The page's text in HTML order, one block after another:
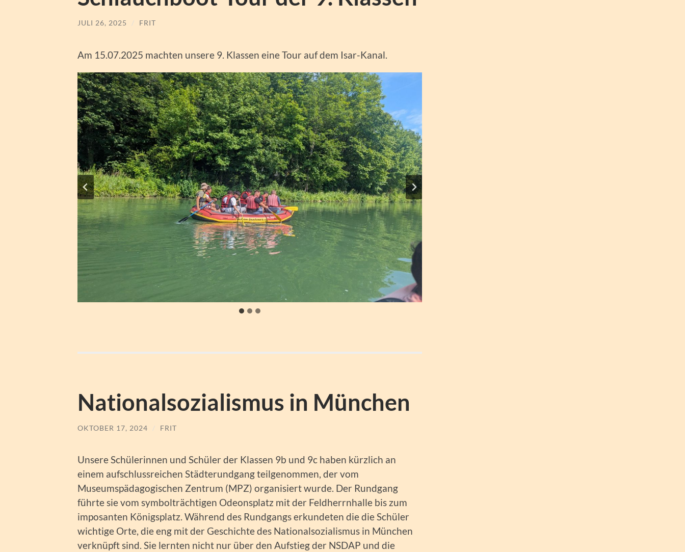
JULI 26, 2025 / FRIT
Am 15.07.2025 machten unsere 9. Klassen eine Tour auf dem Isar-Kanal.
Nationalsozialismus in München
OKTOBER 17, 2024 / FRIT
Unsere Schülerinnen und Schüler der Klassen 9b und 9c haben kürzlich an
einem aufschlussreichen Städterundgang teilgenommen, der vom
Museumspädagogischen Zentrum (MPZ) organisiert wurde. Der Rundgang
führte sie vom symbolträchtigen Odeonsplatz mit der Feldherrnhalle bis zum
imposanten Königsplatz. Während des Rundgangs erkundeten die die Schüler
wichtige Orte, die eng mit der Geschichte des Nationalsozialismus in München
verknüpft sind. Sie lernten nicht nur über den Aufstieg der NSDAP und die